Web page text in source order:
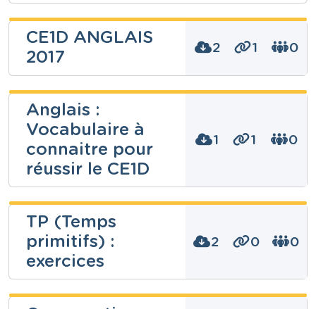
CE1D ANGLAIS
2017
2 1 0
Matteo Cane
Niveau
Secondaire
Cours
Anglais
Année
Tags
CE1D, compréhension
Anglais :
Vocabulaire à
connaitre pour
réussir le CE1D
1 1 0
Matteo Cane
Niveau
Secondaire
Anglais
TP (Temps
primitifs) :
exercices
2 0 0
Matteo Cane